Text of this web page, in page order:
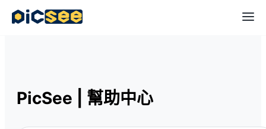
PicSee 幫助中心